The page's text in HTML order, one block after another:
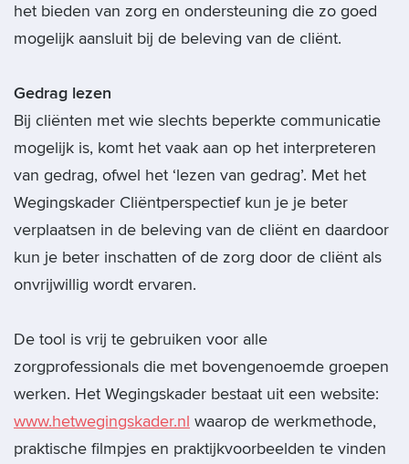
het bieden van zorg en ondersteuning die zo goed
mogelijk aansluit bij de beleving van de cliënt.
Gedrag lezen
Bij cliënten met wie slechts beperkte communicatie
mogelijk is, komt het vaak aan op het interpreteren
van gedrag, ofwel het ‘lezen van gedrag’. Met het
Wegingskader Cliëntperspectief kun je je beter
verplaatsen in de beleving van de cliënt en daardoor
kun je beter inschatten of de zorg door de cliënt als
onvrijwillig wordt ervaren.
De tool is vrij te gebruiken voor alle
zorgprofessionals die met bovengenoemde groepen
werken. Het Wegingskader bestaat uit een website:
www.hetwegingskader.nl waarop de werkmethode,
praktische filmpjes en praktijkvoorbeelden te vinden